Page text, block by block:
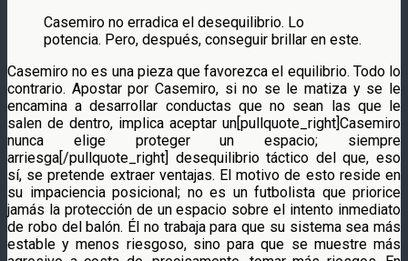
Casemiro no erradica el desequilibrio. Lo
potencia. Pero, después, conseguir brillar en este.
Casemiro no es una pieza que favorezca el equilibrio. Todo lo
contrario. Apostar por Casemiro, si no se le matiza y se le
encamina a desarrollar conductas que no sean las que le
salen de dentro, implica aceptar un[pullquote_right]Casemiro
nunca elige proteger un espacio; siempre
arriesga[/pullquote_right] desequilibrio táctico del que, eso
sí, se pretende extraer ventajas. El motivo de esto reside en
su impaciencia posicional; no es un futbolista que priorice
jamás la protección de un espacio sobre el intento inmediato
de robo del balón. Él no trabaja para que su sistema sea más
estable y menos riesgoso, sino para que se muestre más